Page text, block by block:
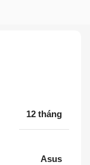
12 tháng
Asus